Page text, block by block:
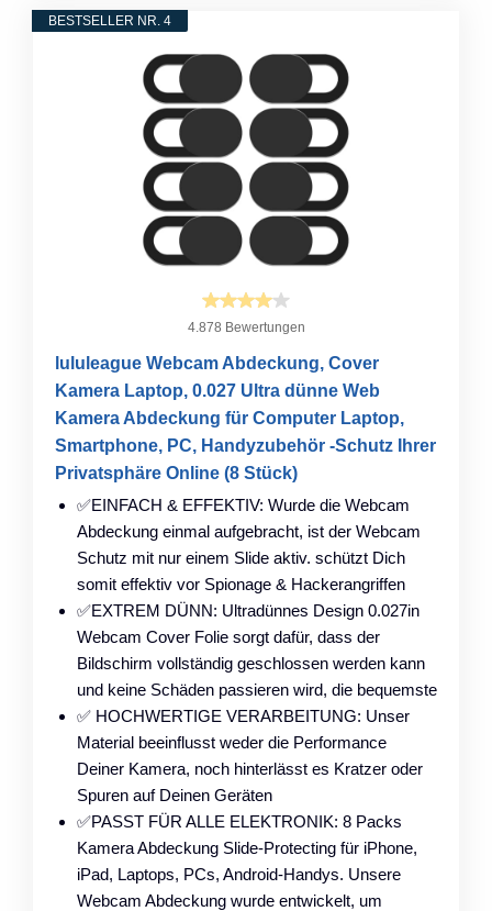
BESTSELLER NR. 4
4.878 Bewertungen
lululeague Webcam Abdeckung, Cover
Kamera Laptop, 0.027 Ultra dünne Web
Kamera Abdeckung für Computer Laptop,
Smartphone, PC, Handyzubehör -Schutz Ihrer
Privatsphäre Online (8 Stück)
✅EINFACH & EFFEKTIV: Wurde die Webcam
Abdeckung einmal aufgebracht, ist der Webcam
Schutz mit nur einem Slide aktiv. schützt Dich
somit effektiv vor Spionage & Hackerangriffen
✅EXTREM DÜNN: Ultradünnes Design 0.027in
Webcam Cover Folie sorgt dafür, dass der
Bildschirm vollständig geschlossen werden kann
und keine Schäden passieren wird, die bequemste
✅ HOCHWERTIGE VERARBEITUNG: Unser
Material beeinflusst weder die Performance
Deiner Kamera, noch hinterlässt es Kratzer oder
Spuren auf Deinen Geräten
✅PASST FÜR ALLE ELEKTRONIK: 8 Packs
Kamera Abdeckung Slide-Protecting für iPhone,
iPad, Laptops, PCs, Android-Handys. Unsere
Webcam Abdeckung wurde entwickelt, um